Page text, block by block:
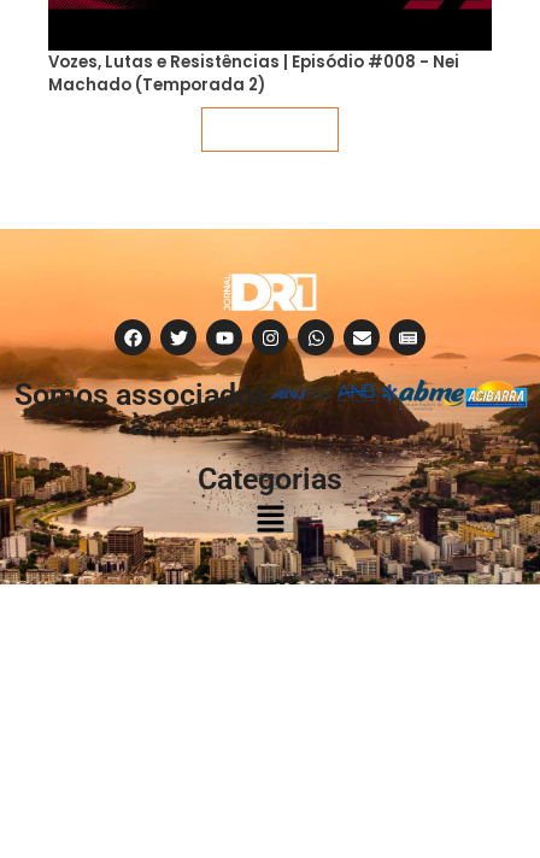
Vozes, Lutas e Resistências | Episódio #008 - Nei
Machado (Temporada 2)
Somos associados
à:
Categorias